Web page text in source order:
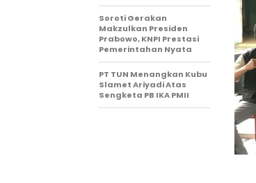
Soroti Gerakan
Makzulkan Presiden
Prabowo, KNPI Prestasi
Pemerintahan Nyata
PT TUN Menangkan Kubu
Slamet Ariyadi Atas
Sengketa PB IKA PMII